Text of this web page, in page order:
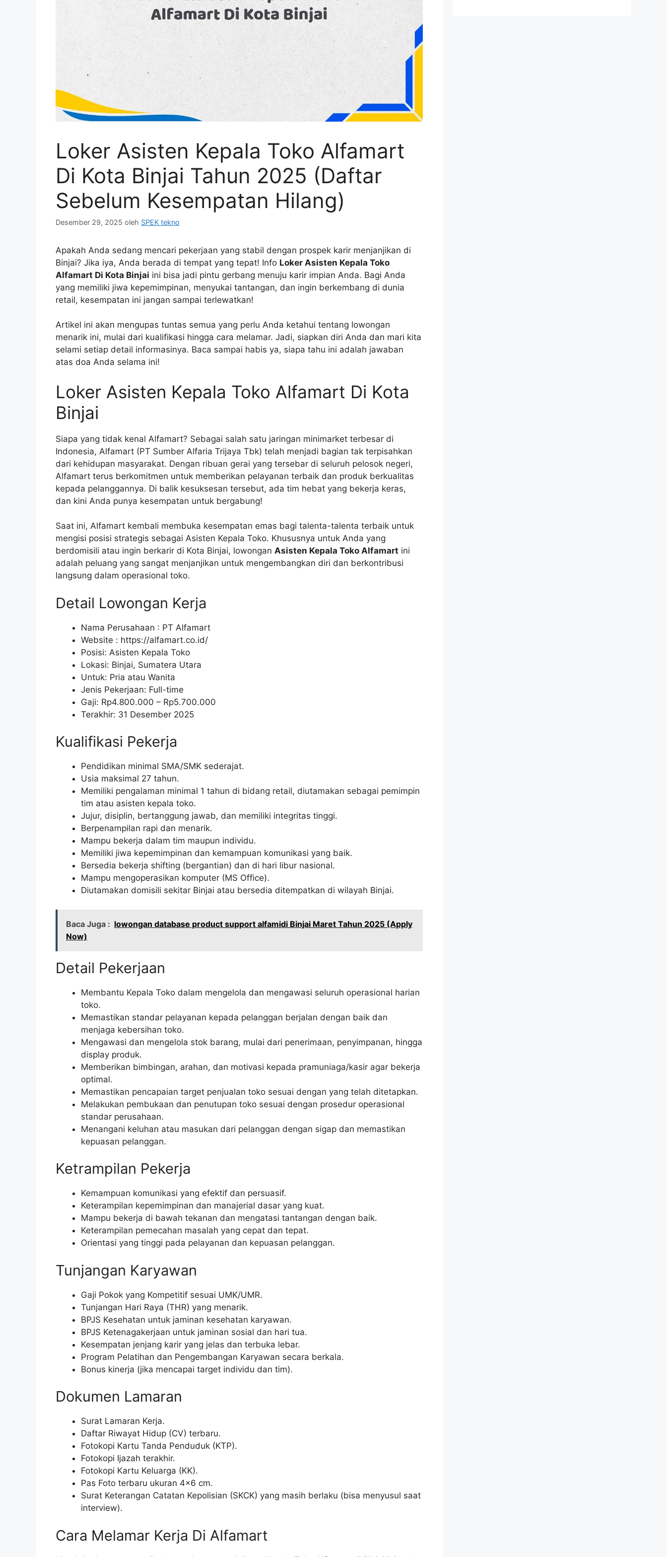
Loker Asisten Kepala Toko Alfamart
Di Kota Binjai Tahun 2025 (Daftar
Sebelum Kesempatan Hilang)
Desember 29, 2025 oleh SPEK tekno
Apakah Anda sedang mencari pekerjaan yang stabil dengan prospek karir menjanjikan di
Binjai? Jika iya, Anda berada di tempat yang tepat! Info Loker Asisten Kepala Toko
Alfamart Di Kota Binjai ini bisa jadi pintu gerbang menuju karir impian Anda. Bagi Anda
yang memiliki jiwa kepemimpinan, menyukai tantangan, dan ingin berkembang di dunia
retail, kesempatan ini jangan sampai terlewatkan!
Artikel ini akan mengupas tuntas semua yang perlu Anda ketahui tentang lowongan
menarik ini, mulai dari kualifikasi hingga cara melamar. Jadi, siapkan diri Anda dan mari kita
selami setiap detail informasinya. Baca sampai habis ya, siapa tahu ini adalah jawaban
atas doa Anda selama ini!
Loker Asisten Kepala Toko Alfamart Di Kota
Binjai
Siapa yang tidak kenal Alfamart? Sebagai salah satu jaringan minimarket terbesar di
Indonesia, Alfamart (PT Sumber Alfaria Trijaya Tbk) telah menjadi bagian tak terpisahkan
dari kehidupan masyarakat. Dengan ribuan gerai yang tersebar di seluruh pelosok negeri,
Alfamart terus berkomitmen untuk memberikan pelayanan terbaik dan produk berkualitas
kepada pelanggannya. Di balik kesuksesan tersebut, ada tim hebat yang bekerja keras,
dan kini Anda punya kesempatan untuk bergabung!
Saat ini, Alfamart kembali membuka kesempatan emas bagi talenta-talenta terbaik untuk
mengisi posisi strategis sebagai Asisten Kepala Toko. Khususnya untuk Anda yang
berdomisili atau ingin berkarir di Kota Binjai, lowongan Asisten Kepala Toko Alfamart ini
adalah peluang yang sangat menjanjikan untuk mengembangkan diri dan berkontribusi
langsung dalam operasional toko.
Detail Lowongan Kerja
Nama Perusahaan : PT Alfamart
Website : https://alfamart.co.id/
Posisi: Asisten Kepala Toko
Lokasi: Binjai, Sumatera Utara
Untuk: Pria atau Wanita
Jenis Pekerjaan: Full-time
Gaji: Rp4.800.000 – Rp5.700.000
Terakhir: 31 Desember 2025
Kualifikasi Pekerja
Pendidikan minimal SMA/SMK sederajat.
Usia maksimal 27 tahun.
Memiliki pengalaman minimal 1 tahun di bidang retail, diutamakan sebagai pemimpin
tim atau asisten kepala toko.
Jujur, disiplin, bertanggung jawab, dan memiliki integritas tinggi.
Berpenampilan rapi dan menarik.
Mampu bekerja dalam tim maupun individu.
Memiliki jiwa kepemimpinan dan kemampuan komunikasi yang baik.
Bersedia bekerja shifting (bergantian) dan di hari libur nasional.
Mampu mengoperasikan komputer (MS Office).
Diutamakan domisili sekitar Binjai atau bersedia ditempatkan di wilayah Binjai.
Baca Juga : lowongan database product support alfamidi Binjai Maret Tahun 2025 (Apply
Now)
Detail Pekerjaan
Membantu Kepala Toko dalam mengelola dan mengawasi seluruh operasional harian
toko.
Memastikan standar pelayanan kepada pelanggan berjalan dengan baik dan
menjaga kebersihan toko.
Mengawasi dan mengelola stok barang, mulai dari penerimaan, penyimpanan, hingga
display produk.
Memberikan bimbingan, arahan, dan motivasi kepada pramuniaga/kasir agar bekerja
optimal.
Memastikan pencapaian target penjualan toko sesuai dengan yang telah ditetapkan.
Melakukan pembukaan dan penutupan toko sesuai dengan prosedur operasional
standar perusahaan.
Menangani keluhan atau masukan dari pelanggan dengan sigap dan memastikan
kepuasan pelanggan.
Ketrampilan Pekerja
Kemampuan komunikasi yang efektif dan persuasif.
Keterampilan kepemimpinan dan manajerial dasar yang kuat.
Mampu bekerja di bawah tekanan dan mengatasi tantangan dengan baik.
Keterampilan pemecahan masalah yang cepat dan tepat.
Orientasi yang tinggi pada pelayanan dan kepuasan pelanggan.
Tunjangan Karyawan
Gaji Pokok yang Kompetitif sesuai UMK/UMR.
Tunjangan Hari Raya (THR) yang menarik.
BPJS Kesehatan untuk jaminan kesehatan karyawan.
BPJS Ketenagakerjaan untuk jaminan sosial dan hari tua.
Kesempatan jenjang karir yang jelas dan terbuka lebar.
Program Pelatihan dan Pengembangan Karyawan secara berkala.
Bonus kinerja (jika mencapai target individu dan tim).
Dokumen Lamaran
Surat Lamaran Kerja.
Daftar Riwayat Hidup (CV) terbaru.
Fotokopi Kartu Tanda Penduduk (KTP).
Fotokopi Ijazah terakhir.
Fotokopi Kartu Keluarga (KK).
Pas Foto terbaru ukuran 4×6 cm.
Surat Keterangan Catatan Kepolisian (SKCK) yang masih berlaku (bisa menyusul saat
interview).
Cara Melamar Kerja Di Alfamart